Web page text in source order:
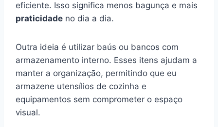
eficiente. Isso significa menos bagunça e mais
praticidade no dia a dia.
Outra ideia é utilizar baús ou bancos com
armazenamento interno. Esses itens ajudam a
manter a organização, permitindo que eu
armazene utensílios de cozinha e
equipamentos sem comprometer o espaço
visual.